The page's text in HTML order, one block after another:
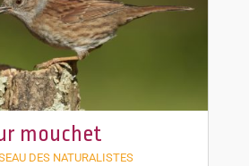
mouchet
DES NATURALISTES